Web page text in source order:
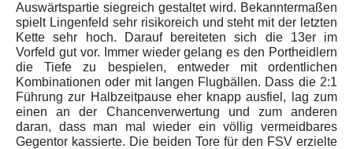
Auswärtspartie siegreich gestaltet wird. Bekanntermaßen
spielt Lingenfeld sehr risikoreich und steht mit der letzten
Kette sehr hoch. Darauf bereiteten sich die 13er im
Vorfeld gut vor. Immer wieder gelang es den Portheidlern
die Tiefe zu bespielen, entweder mit ordentlichen
Kombinationen oder mit langen Flugbällen. Dass die 2:1
Führung zur Halbzeitpause eher knapp ausfiel, lag zum
einen an der Chancenverwertung und zum anderen
daran, dass man mal wieder ein völlig vermeidbares
Gegentor kassierte. Die beiden Tore für den FSV erzielte